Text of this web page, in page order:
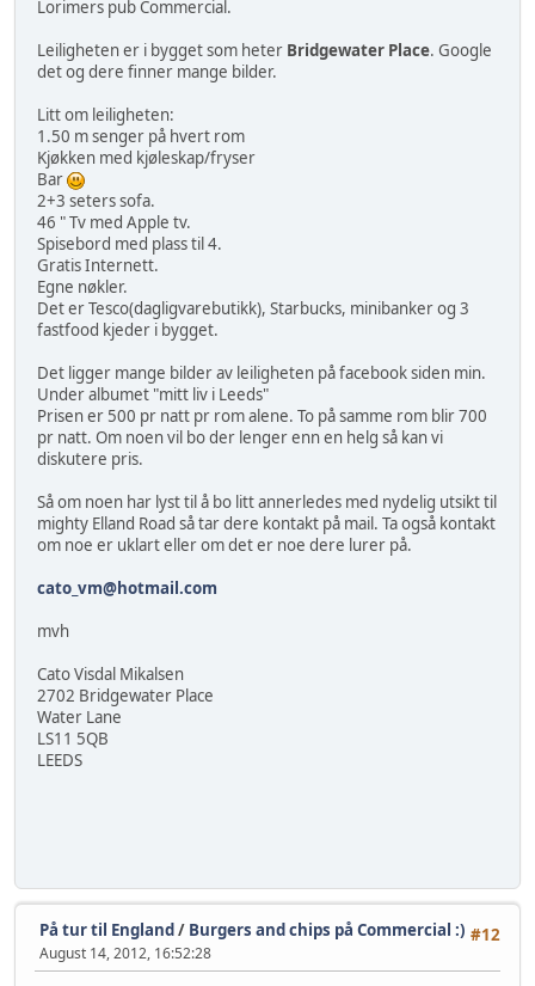
Lorimers pub Commercial.
Leiligheten er i bygget som heter Bridgewater Place. Google
det og dere finner mange bilder.
Litt om leiligheten:
1.50 m senger på hvert rom
Kjøkken med kjøleskap/fryser
Bar
2+3 seters sofa.
46 " Tv med Apple tv.
Spisebord med plass til 4.
Gratis Internett.
Egne nøkler.
Det er Tesco(dagligvarebutikk), Starbucks, minibanker og 3
fastfood kjeder i bygget.
Det ligger mange bilder av leiligheten på facebook siden min.
Under albumet "mitt liv i Leeds"
Prisen er 500 pr natt pr rom alene. To på samme rom blir 700
pr natt. Om noen vil bo der lenger enn en helg så kan vi
diskutere pris.
Så om noen har lyst til å bo litt annerledes med nydelig utsikt til
mighty Elland Road så tar dere kontakt på mail. Ta også kontakt
om noe er uklart eller om det er noe dere lurer på.
cato_vm@hotmail.com
mvh
Cato Visdal Mikalsen
2702 Bridgewater Place
Water Lane
LS11 5QB
LEEDS
#12
På tur til England/ Burgers and chips på Commercial :)
August 14, 2012, 16:52:28